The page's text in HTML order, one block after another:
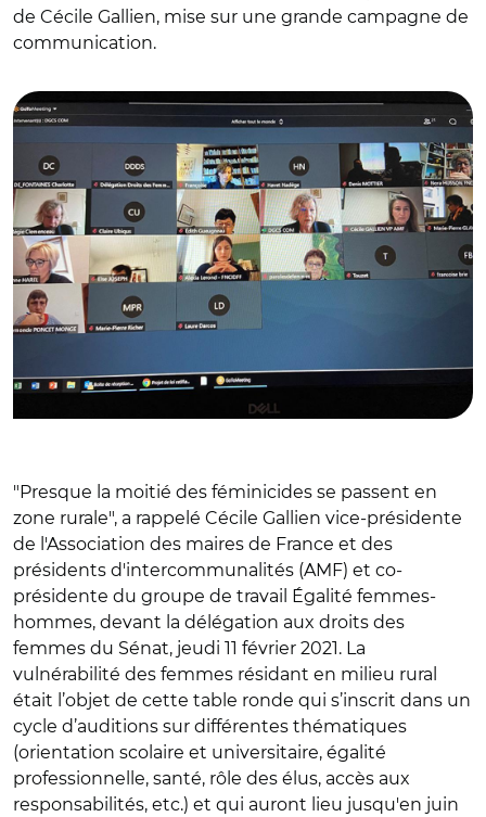
de Cécile Gallien, mise sur une grande campagne de
communication.
"Presque la moitié des féminicides se passent en
zone rurale", a rappelé Cécile Gallien vice-présidente
de l'Association des maires de France et des
présidents d'intercommunalités (AMF) et co-
présidente du groupe de travail Égalité femmes-
hommes, devant la délégation aux droits des
femmes du Sénat, jeudi 11 février 2021. La
vulnérabilité des femmes résidant en milieu rural
était l’objet de cette table ronde qui s’inscrit dans un
cycle d’auditions sur différentes thématiques
(orientation scolaire et universitaire, égalité
professionnelle, santé, rôle des élus, accès aux
responsabilités, etc.) et qui auront lieu jusqu'en juin